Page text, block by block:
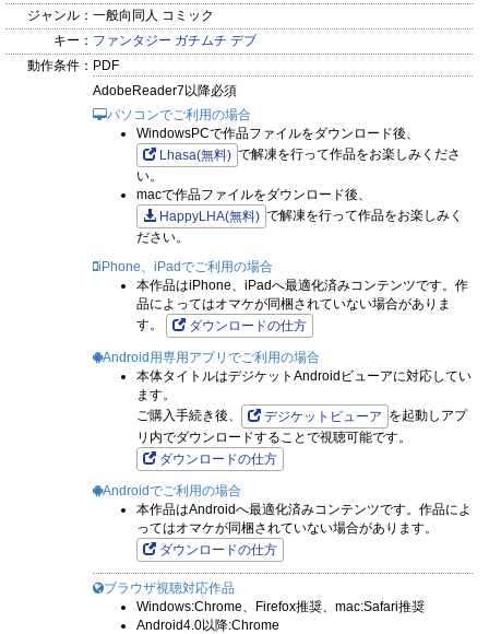
ジャンル： 一般向同人 コミック
キー： ファンタジー ガチムチ デブ
動作条件： PDF
AdobeReader7以降必須
パソコンでご利用の場合
WindowsPCで作品ファイルをダウンロード後、
Lhasa(無料) で解凍を行って作品をお楽しみくださ
い。
macで作品ファイルをダウンロード後、
HappyLHA(無料) で解凍を行って作品をお楽しみく
ださい。
iPhone、iPadでご利用の場合
本作品はiPhone、iPadへ最適化済みコンテンツです。作
品によってはオマケが同梱されていない場合がありま
す。
ダウンロードの仕方
Android用専用アプリでご利用の場合
本体タイトルはデジケットAndroidビューアに対応してい
ます。
ご購入手続き後、
デジケットビューア を起動しアプ
リ内でダウンロードすることで視聴可能です。
ダウンロードの仕方
Androidでご利用の場合
本作品はAndroidへ最適化済みコンテンツです。作品によ
ってはオマケが同梱されていない場合があります。
ダウンロードの仕方
ブラウザ視聴対応作品
Windows:Chrome、Firefox推奨、mac:Safari推奨
Android4.0以降:Chrome